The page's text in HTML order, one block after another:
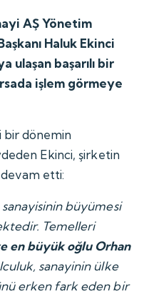
AŞ Yönetim
Haluk Ekinci
ulaşan başarılı bir
işlem görmeye
bir dönemin
Ekinci, şirketin
etti:
büyümesi
Temelleri
en büyük oğlu Orhan
sanayinin ülke
erken fark eden bir